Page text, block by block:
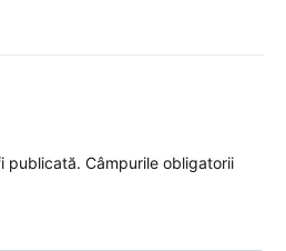
publicată. Câmpurile obligatorii